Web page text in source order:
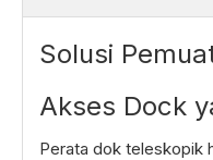
Solusi
Akses Dock
Perata dok teleskopik